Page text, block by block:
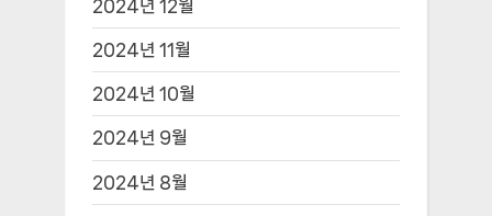
2024년 12월
2024년 11월
2024년 10월
2024년 9월
2024년 8월